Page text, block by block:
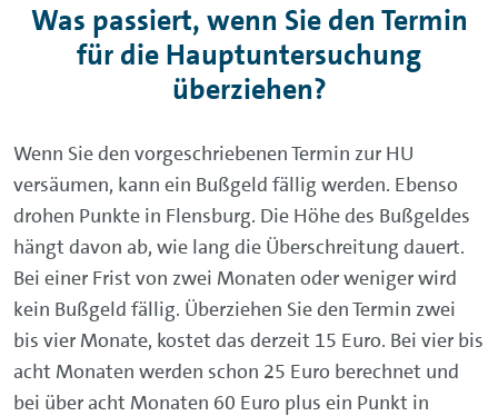
Was passiert, wenn Sie den Termin
für die Hauptuntersuchung
überziehen?
Wenn Sie den vorgeschriebenen Termin zur HU
versäumen, kann ein Bußgeld fällig werden. Ebenso
drohen Punkte in Flensburg. Die Höhe des Bußgeldes
hängt davon ab, wie lang die Überschreitung dauert.
Bei einer Frist von zwei Monaten oder weniger wird
kein Bußgeld fällig. Überziehen Sie den Termin zwei
bis vier Monate, kostet das derzeit 15 Euro. Bei vier bis
acht Monaten werden schon 25 Euro berechnet und
bei über acht Monaten 60 Euro plus ein Punkt in